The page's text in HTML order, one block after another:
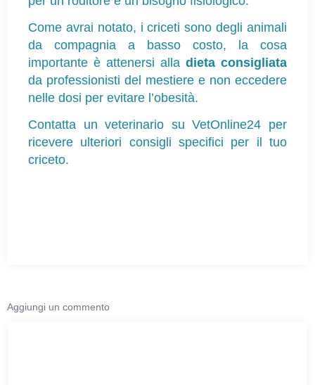
Come avrai notato, i criceti sono degli animali
da compagnia a basso costo, la cosa
importante è attenersi alla dieta consigliata
da professionisti del mestiere e non eccedere
nelle dosi per evitare l’obesità.
Contatta un veterinario su VetOnline24 per
ricevere ulteriori consigli specifici per il tuo
criceto.
Aggiungi un commento